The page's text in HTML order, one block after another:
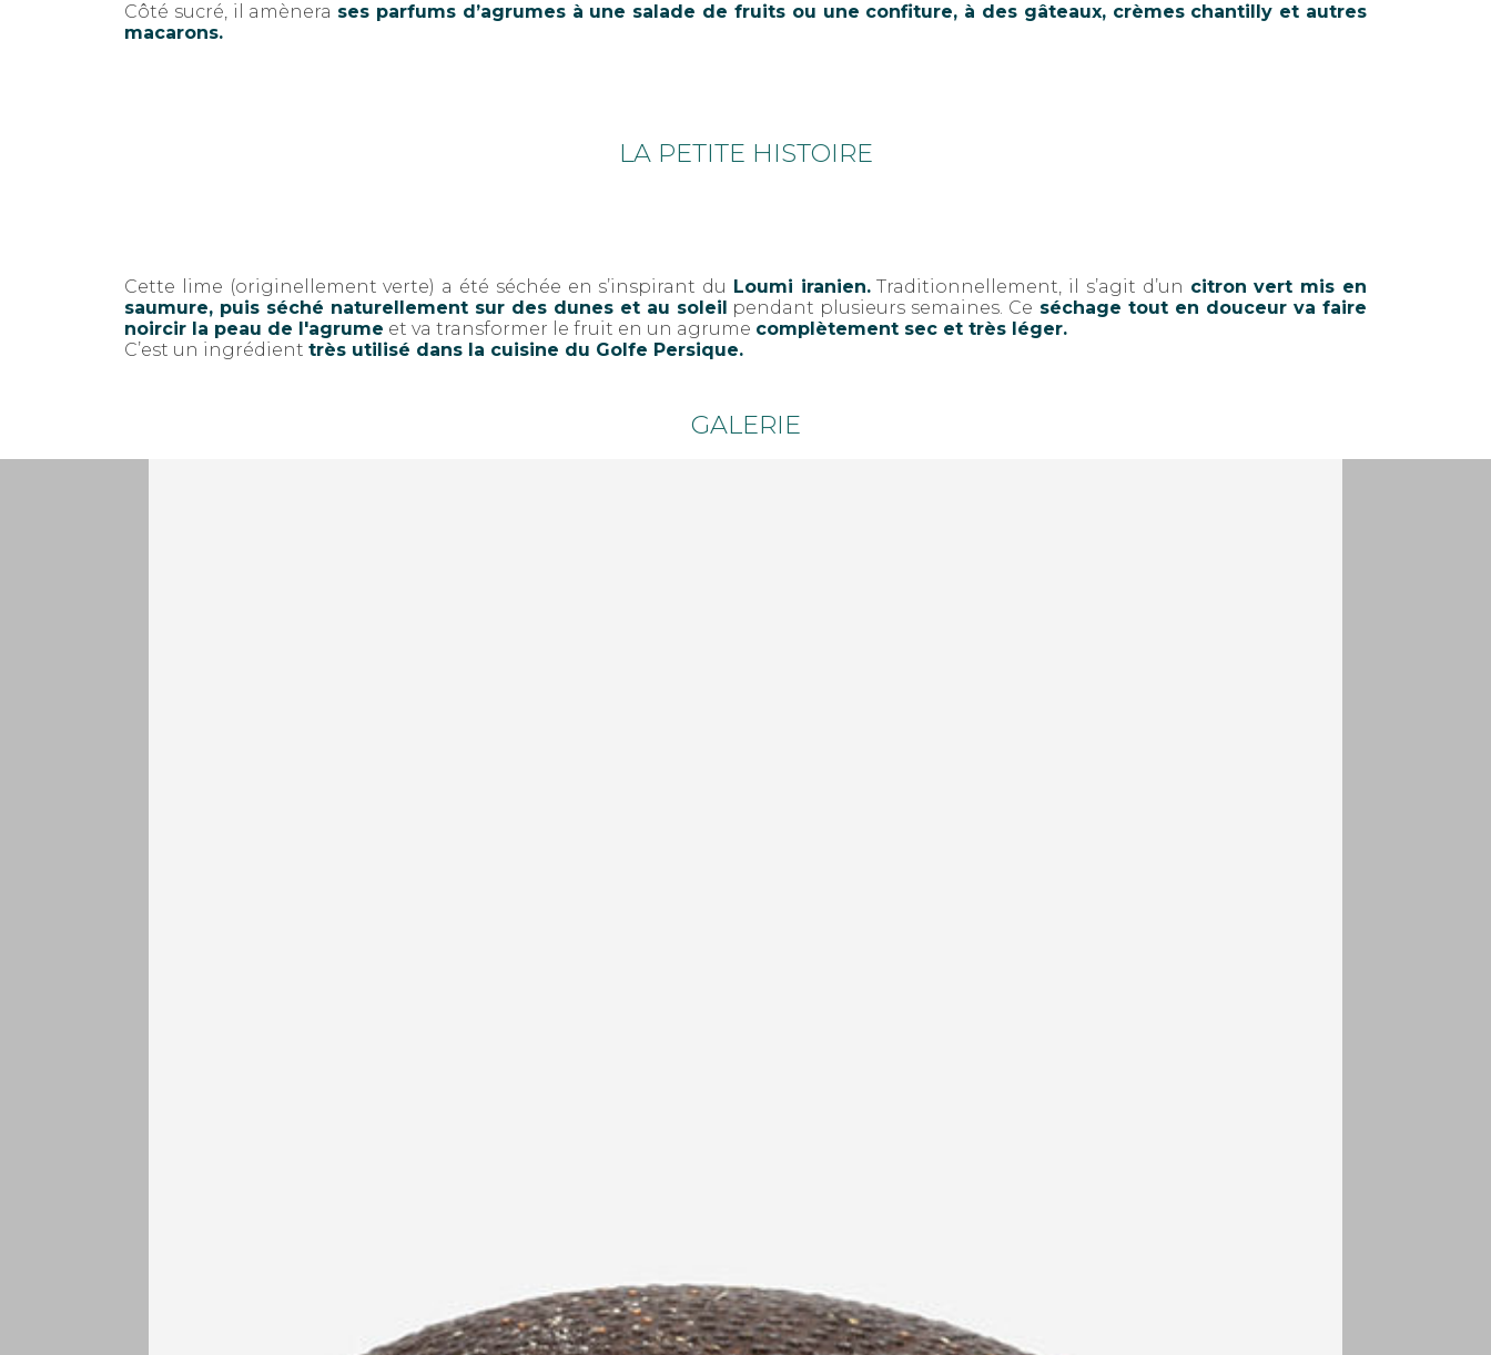
Côté sucré, il amènera ses parfums d’agrumes à une salade de fruits ou une confiture, à des gâteaux, crèmes chantilly et autres
macarons.
LA PETITE HISTOIRE
Cette lime (originellement verte) a été séchée en s’inspirant du Loumi iranien.Traditionnellement, il s’agit d’un citron vert mis en
saumure, puis séché naturellement sur des dunes et au soleil pendant plusieurs semaines. Ce séchage tout en douceur va faire
noircir la peau de l'agrume et va transformer le fruit en un agrume complètement sec et très léger.
C’est un ingrédient très utilisé dans la cuisine du Golfe Persique.
GALERIE